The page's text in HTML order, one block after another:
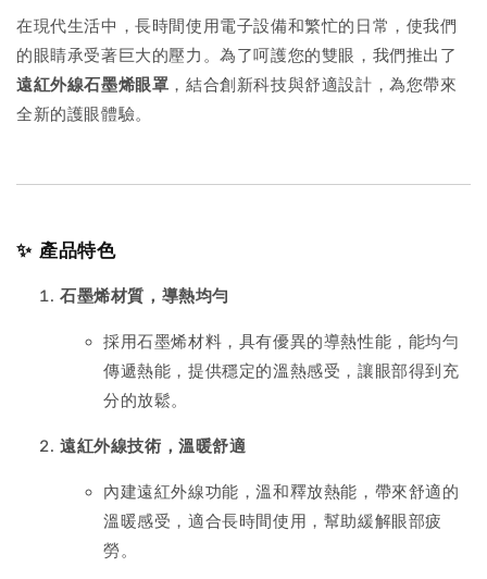
在現代生活中，長時間使用電子設備和繁忙的日常，使我們
的眼睛承受著巨大的壓力。為了呵護您的雙眼，我們推出了
遠紅外線石墨烯眼罩 ，結合創新科技與舒適設計，為您帶來
全新的護眼體驗。
✨ 產品特色
石墨烯材質，導熱均勻
採用石墨烯材料，具有優異的導熱性能，能均勻
傳遞熱能，提供穩定的溫熱感受，讓眼部得到充
分的放鬆。
遠紅外線技術，溫暖舒適
內建遠紅外線功能，溫和釋放熱能，帶來舒適的
溫暖感受，適合長時間使用，幫助緩解眼部疲
勞。